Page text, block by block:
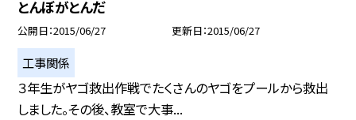
とんぼがとんだ
公開日 2015/06/27 更新日 2015/06/27
工事関係
３年生がヤゴ救出作戦でたくさんのヤゴをプールから救出
しました。その後、教室で大事...